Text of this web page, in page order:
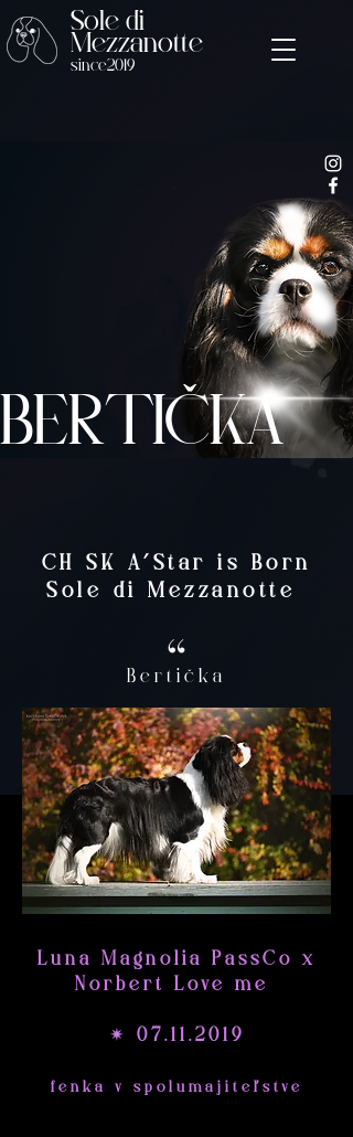
Sole di
Mezzanotte
since2019
BERTIČKA
CH SK A´Star is Born
Sole di Mezzanotte
Bertička
Luna Magnolia PassCo x
Norbert Love me
✴ 07.11.2019
fenka v spolumajiteľstve